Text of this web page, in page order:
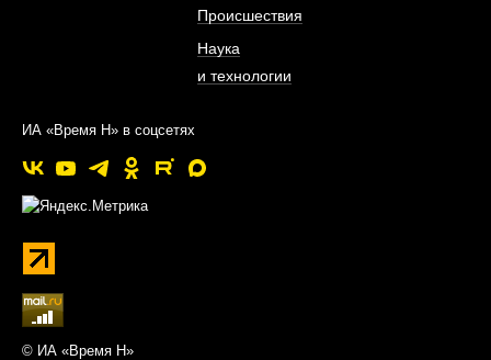
Происшествия
Наука
и технологии
ИА «Время Н» в соцсетях
© ИА «Время Н»